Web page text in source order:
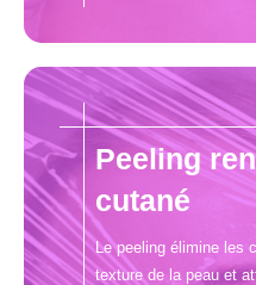
Peeling
cutané
Le peeling élimine les
texture de la peau et